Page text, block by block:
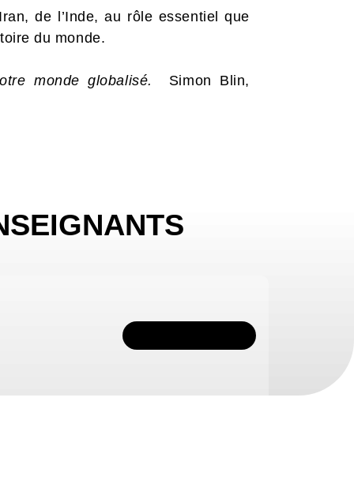
de l’Inde, au rôle essentiel que
du monde.
monde globalisé. Simon Blin,